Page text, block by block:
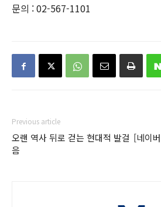
문의 : 02-567-1101
Previous article
오랜 역사 뒤로 걷는 현대적 발걸
음
[네이